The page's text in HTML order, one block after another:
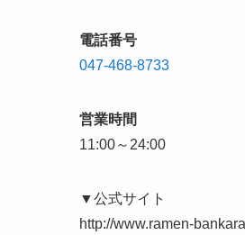
電話番号
047-468-8733
営業時間
11:00～24:00
▼公式サイト
http://www.ramen-